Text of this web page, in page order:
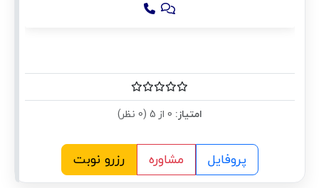
امتیاز:
پروفایل مشاوره رزرو نوبت